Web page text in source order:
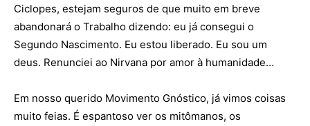
Ciclopes, estejam seguros de que muito em breve
abandonará o Trabalho dizendo: eu já consegui o
Segundo Nascimento. Eu estou liberado. Eu sou um
deus. Renunciei ao Nirvana por amor à humanidade…
Em nosso querido Movimento Gnóstico, já vimos coisas
muito feias. É espantoso ver os mitômanos, os